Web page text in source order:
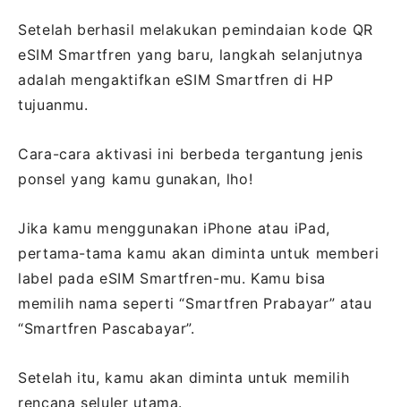
Setelah berhasil melakukan pemindaian kode QR
eSIM Smartfren yang baru, langkah selanjutnya
adalah mengaktifkan eSIM Smartfren di HP
tujuanmu.
Cara-cara aktivasi ini berbeda tergantung jenis
ponsel yang kamu gunakan, lho!
Jika kamu menggunakan iPhone atau iPad,
pertama-tama kamu akan diminta untuk memberi
label pada eSIM Smartfren-mu. Kamu bisa
memilih nama seperti “Smartfren Prabayar” atau
“Smartfren Pascabayar”.
Setelah itu, kamu akan diminta untuk memilih
rencana seluler utama.